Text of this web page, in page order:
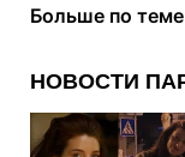
Больше по